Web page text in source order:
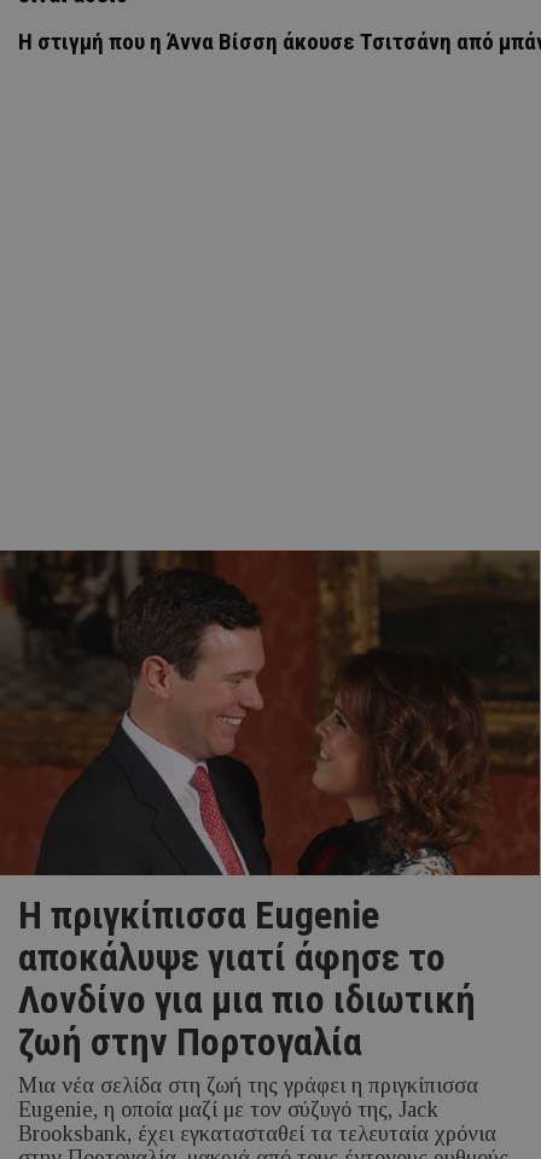
H στιγμή που η Άννα Βίσση άκουσε Τσιτσάνη από
Η πριγκίπισσα Eugenie
αποκάλυψε γιατί άφησε το
Λονδίνο για μια πιο ιδιωτική
ζωή στην Πορτογαλία
Μια νέα σελίδα στη ζωή της γράφει η πριγκίπισσα
Eugenie, η οποία μαζί με τον σύζυγό της, Jack
Brooksbank, έχει εγκατασταθεί τα τελευταία χρόνια